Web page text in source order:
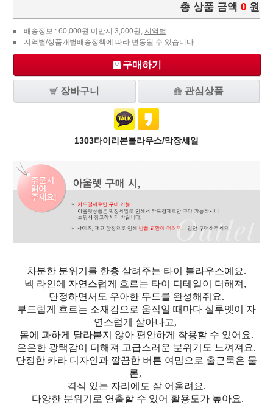
총 상품 금액 0 원
배송정보 : 60,000원 미만시 3,000원, 지역별
지역별/상품개별배송정책에 따라 변동될 수 있습니다
구매하기
장바구니 관심상품
1303타이리본블라우스/막장세일
차분한 분위기를 한층 살려주는 타이 블라우스예요.
넥 라인에 자연스럽게 흐르는 타이 디테일이 더해져,
단정하면서도 우아한 무드를 완성해줘요.
부드럽게 흐르는 소재감으로 움직일 때마다 실루엣이 자
연스럽게 살아나고,
몸에 과하게 달라붙지 않아 편안하게 착용할 수 있어요.
은은한 광택감이 더해져 고급스러운 분위기도 느껴져요.
단정한 카라 디자인과 깔끔한 버튼 여밈으로 출근룩은 물
론,
격식 있는 자리에도 잘 어울려요.
다양한 분위기로 연출할 수 있어 활용도가 높아요.